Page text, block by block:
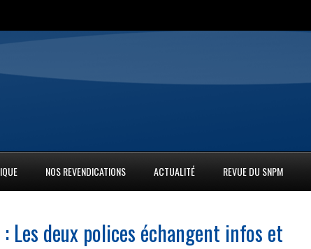
NOS REVENDICATIONS ACTUALITÉ REVUE DU SNPM
Les deux polices échangent infos et